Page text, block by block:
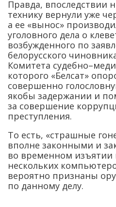
Правда, впоследствии
технику вернули уже
а ее «вынос»
уголовного дела о
возбужденного по
белорусского
Комитета
которого «Белсат»
совершенно
якобы задержании и
за совершение
преступления.
То есть, «страшные
вполне законными и
во временном изъятии
нескольких
вероятно признаны
по данному делу.